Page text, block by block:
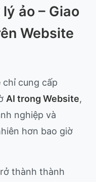
ảo – Giao
Website
chỉ cung cấp
AI trong Website,
nghiệp và
hơn bao giờ
thành thành